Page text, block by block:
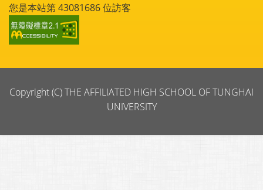
您是本站第43081686位訪客
Copyright (C) THE AFFILIATED HIGH SCHOOL OF TUNGHAI
UNIVERSITY